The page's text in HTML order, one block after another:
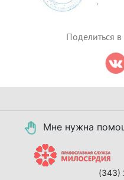
Поделиться
Мне нужна
(343)